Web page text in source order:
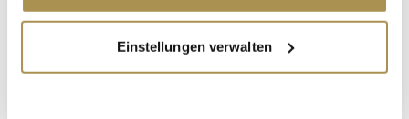
Informationen über Ihre geografische Lage
erfassen, welche bis auf einige Meter genau sein
Einstellungen verwalten